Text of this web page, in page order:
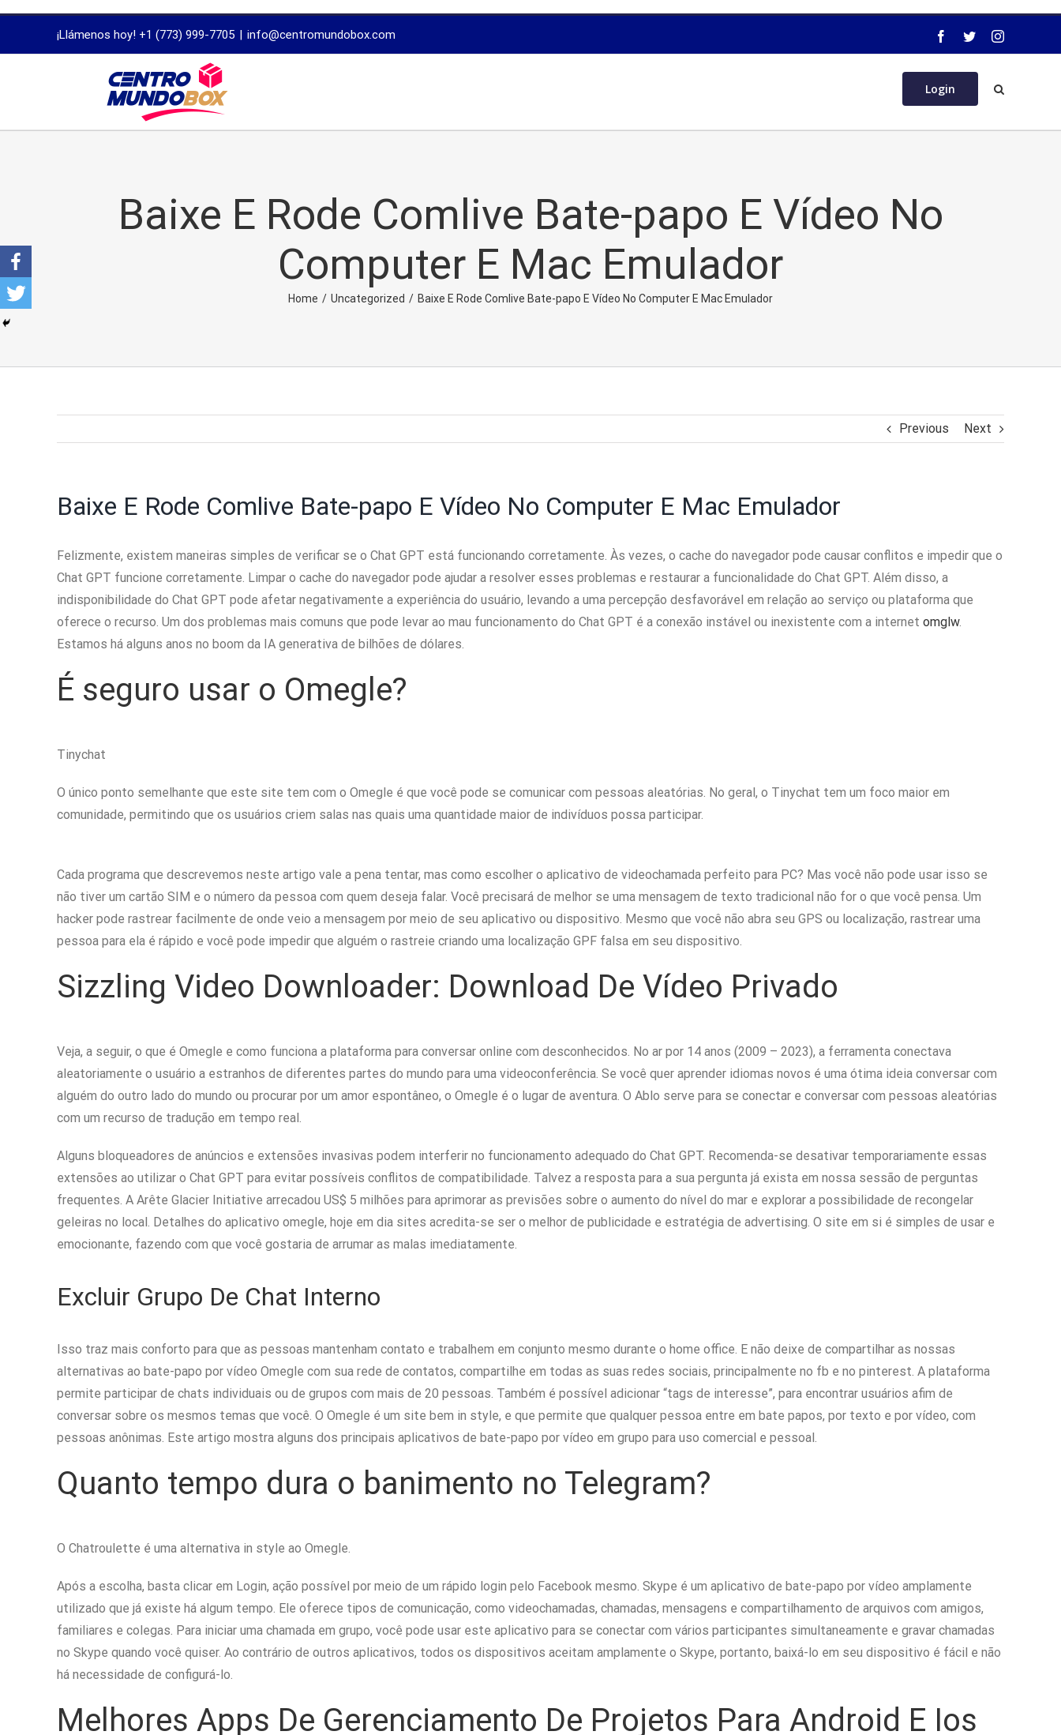
dissertation
¡Llámenos hoy! +1 (773) 999-7705 | info@centromundobox.com
Login
Baixe E Rode Comlive Bate-papo E Vídeo No
Computer E Mac Emulador
Home / Uncategorized / Baixe E Rode Comlive Bate-papo E Vídeo No Computer E Mac Emulador
Previous Next
Baixe E Rode Comlive Bate-papo E Vídeo No Computer E Mac Emulador
Felizmente, existem maneiras simples de verificar se o Chat GPT está funcionando corretamente. Às vezes, o cache do navegador pode causar conflitos e impedir que o
Chat GPT funcione corretamente. Limpar o cache do navegador pode ajudar a resolver esses problemas e restaurar a funcionalidade do Chat GPT. Além disso, a
indisponibilidade do Chat GPT pode afetar negativamente a experiência do usuário, levando a uma percepção desfavorável em relação ao serviço ou plataforma que
oferece o recurso. Um dos problemas mais comuns que pode levar ao mau funcionamento do Chat GPT é a conexão instável ou inexistente com a internet omglw.
Estamos há alguns anos no boom da IA generativa de bilhões de dólares.
É seguro usar o Omegle?
Tinychat
O único ponto semelhante que este site tem com o Omegle é que você pode se comunicar com pessoas aleatórias. No geral, o Tinychat tem um foco maior em
comunidade, permitindo que os usuários criem salas nas quais uma quantidade maior de indivíduos possa participar.
Cada programa que descrevemos neste artigo vale a pena tentar, mas como escolher o aplicativo de videochamada perfeito para PC? Mas você não pode usar isso se
não tiver um cartão SIM e o número da pessoa com quem deseja falar. Você precisará de melhor se uma mensagem de texto tradicional não for o que você pensa. Um
hacker pode rastrear facilmente de onde veio a mensagem por meio de seu aplicativo ou dispositivo. Mesmo que você não abra seu GPS ou localização, rastrear uma
pessoa para ela é rápido e você pode impedir que alguém o rastreie criando uma localização GPF falsa em seu dispositivo.
Sizzling Video Downloader: Download De Vídeo Privado
Veja, a seguir, o que é Omegle e como funciona a plataforma para conversar online com desconhecidos. No ar por 14 anos (2009 – 2023), a ferramenta conectava
aleatoriamente o usuário a estranhos de diferentes partes do mundo para uma videoconferência. Se você quer aprender idiomas novos é uma ótima ideia conversar com
alguém do outro lado do mundo ou procurar por um amor espontâneo, o Omegle é o lugar de aventura. O Ablo serve para se conectar e conversar com pessoas aleatórias
com um recurso de tradução em tempo real.
Alguns bloqueadores de anúncios e extensões invasivas podem interferir no funcionamento adequado do Chat GPT. Recomenda-se desativar temporariamente essas
extensões ao utilizar o Chat GPT para evitar possíveis conflitos de compatibilidade. Talvez a resposta para a sua pergunta já exista em nossa sessão de perguntas
frequentes. A Arête Glacier Initiative arrecadou US$ 5 milhões para aprimorar as previsões sobre o aumento do nível do mar e explorar a possibilidade de recongelar
geleiras no local. Detalhes do aplicativo omegle, hoje em dia sites acredita-se ser o melhor de publicidade e estratégia de advertising. O site em si é simples de usar e
emocionante, fazendo com que você gostaria de arrumar as malas imediatamente.
Excluir Grupo De Chat Interno
Isso traz mais conforto para que as pessoas mantenham contato e trabalhem em conjunto mesmo durante o home office. E não deixe de compartilhar as nossas
alternativas ao bate-papo por vídeo Omegle com sua rede de contatos, compartilhe em todas as suas redes sociais, principalmente no fb e no pinterest. A plataforma
permite participar de chats individuais ou de grupos com mais de 20 pessoas. Também é possível adicionar “tags de interesse”, para encontrar usuários afim de
conversar sobre os mesmos temas que você. O Omegle é um site bem in style, e que permite que qualquer pessoa entre em bate papos, por texto e por vídeo, com
pessoas anônimas. Este artigo mostra alguns dos principais aplicativos de bate-papo por vídeo em grupo para uso comercial e pessoal.
Quanto tempo dura o banimento no Telegram?
O Chatroulette é uma alternativa in style ao Omegle.
Após a escolha, basta clicar em Login, ação possível por meio de um rápido login pelo Facebook mesmo. Skype é um aplicativo de bate-papo por vídeo amplamente
utilizado que já existe há algum tempo. Ele oferece tipos de comunicação, como videochamadas, chamadas, mensagens e compartilhamento de arquivos com amigos,
familiares e colegas. Para iniciar uma chamada em grupo, você pode usar este aplicativo para se conectar com vários participantes simultaneamente e gravar chamadas
no Skype quando você quiser. Ao contrário de outros aplicativos, todos os dispositivos aceitam amplamente o Skype, portanto, baixá-lo em seu dispositivo é fácil e não
há necessidade de configurá-lo.
Melhores Apps De Gerenciamento De Projetos Para Android E Ios